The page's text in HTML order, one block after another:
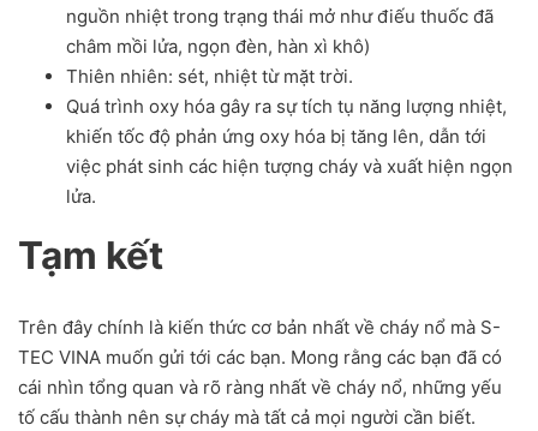
nguồn nhiệt trong trạng thái mở như điếu thuốc đã
châm mồi lửa, ngọn đèn, hàn xì khô)
Thiên nhiên: sét, nhiệt từ mặt trời.
Quá trình oxy hóa gây ra sự tích tụ năng lượng nhiệt,
khiến tốc độ phản ứng oxy hóa bị tăng lên, dẫn tới
việc phát sinh các hiện tượng cháy và xuất hiện ngọn
lửa.
Tạm kết
Trên đây chính là kiến thức cơ bản nhất về cháy nổ mà S-
TEC VINA muốn gửi tới các bạn. Mong rằng các bạn đã có
cái nhìn tổng quan và rõ ràng nhất về cháy nổ, những yếu
tố cấu thành nên sự cháy mà tất cả mọi người cần biết.